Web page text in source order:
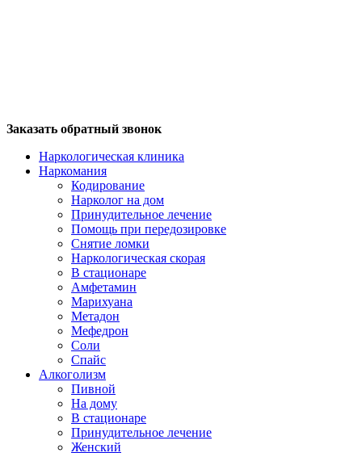
Заказать обратный звонок
Наркологическая клиника
Наркомания
Кодирование
Нарколог на дом
Принудительное лечение
Помощь при передозировке
Снятие ломки
Наркологическая скорая
В стационаре
Амфетамин
Марихуана
Метадон
Мефедрон
Соли
Спайс
Алкоголизм
Пивной
На дому
В стационаре
Принудительное лечение
Женский